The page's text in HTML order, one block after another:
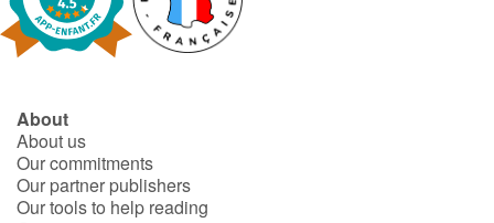
About
About us
Our commitments
Our partner publishers
Our tools to help reading